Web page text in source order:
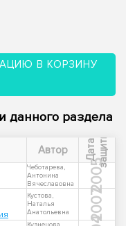
В КОРЗИНУ
данного раздела
Автор Д
а
т
а
з
а
щ
и
ты
Чеботарева,
Антонина
Вячеславовна
2005
Кустова,
Наталья
Анатольевна
2007